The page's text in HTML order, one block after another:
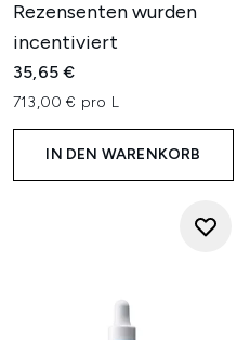
Rezensenten wurden
incentiviert
35,65 €
713,00 € pro L
IN DEN WARENKORB